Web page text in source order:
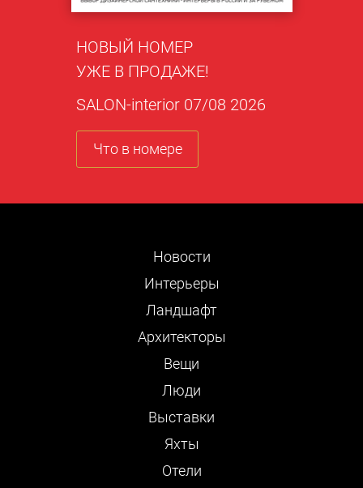
НОВЫЙ НОМЕР
УЖЕ В ПРОДАЖЕ!
SALON-interior 07/08 2026
Что в номере
Новости
Интерьеры
Ландшафт
Архитекторы
Вещи
Люди
Выставки
Яхты
Отели